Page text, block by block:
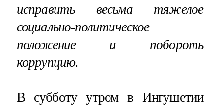
исправить весьма тяжелое
социально-политическое
положение и побороть
коррупцию.
В субботу утром в Ингушетии